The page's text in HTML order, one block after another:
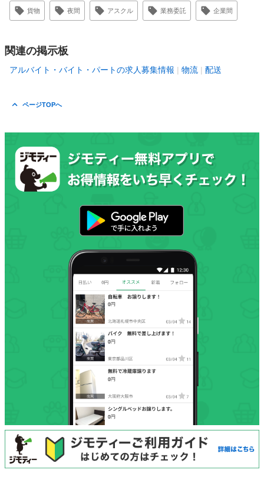
貨物 夜間 アスクル 業務委託 企業間
関連の掲示板
アルバイト・バイト・パートの求人募集情報 物流 配送
ページTOPへ